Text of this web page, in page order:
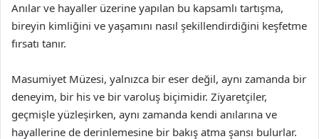
Anılar ve hayaller üzerine yapılan bu kapsamlı tartışma,
bireyin kimliğini ve yaşamını nasıl şekillendirdiğini keşfetme
fırsatı tanır.
Masumiyet Müzesi, yalnızca bir eser değil, aynı zamanda bir
deneyim, bir his ve bir varoluş biçimidir. Ziyaretçiler,
geçmişle yüzleşirken, aynı zamanda kendi anılarına ve
hayallerine de derinlemesine bir bakış atma şansı bulurlar.